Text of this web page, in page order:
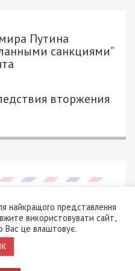
Путина
санкциями”
вторжения
найкращого представлення
використовувати сайт,
це влаштовує.